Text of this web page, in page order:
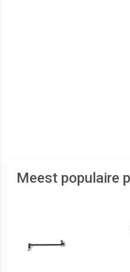
Meest populaire